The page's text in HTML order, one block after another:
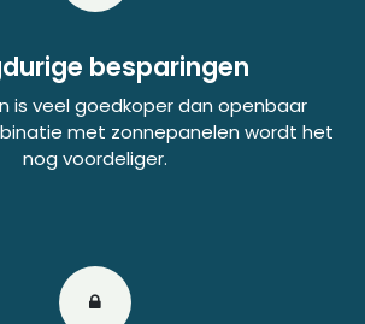
besparingen
is veel goedkoper dan openbaar
met zonnepanelen wordt het
nog voordeliger.